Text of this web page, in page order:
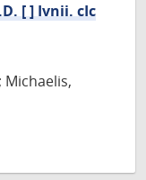
[ ] Ivnii. cIc
Michaelis,